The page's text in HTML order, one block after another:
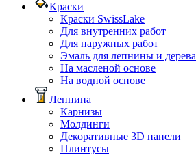
Краски
Краски SwissLake
Для внутренних работ
Для наружных работ
Эмаль для лепнины и дерева
На масленой основе
На водной основе
Лепнина
Карнизы
Молдинги
Декоративные 3D панели
Плинтусы